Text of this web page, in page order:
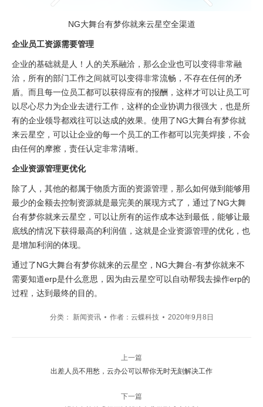
NG大舞台有梦你就来云星空全渠道
企业员工资源需要管理
企业的基础就是人！人的关系融洽，那么企业也可以变得非常融
洽，所有的部门工作之间就可以变得非常流畅，不存在任何的矛
盾。而且每一位员工都可以获得应有的报酬，这样才可以让员工可
以尽心尽力为企业去进行工作，这样的企业协调力很强大，也是所
有的企业领导都戏往可以达成的效果。使用了NG大舞台有梦你就
来云星空，可以让企业的每一个员工的工作都可以完美焊接，不会
由任何的摩擦，责任认定非常清晰。
企业资源管理更优化
除了人，其他的都属于物质方面的资源管理，那么如何做到能够用
最少的金额去控制资源就是最完美的展现方式了，通过了NG大舞
台有梦你就来云星空，可以让所有的运作成本达到最低，能够让最
底线的情况下获得最高的利润值，这就是企业资源管理的优化，也
是增加利润的体现。
通过了NG大舞台有梦你就来的云星空，NG大舞台-有梦你就来不
需要知道erp是什么意思，因为由云星空可以自动帮我去操作erp的
过程，达到最终的目的。
分类： 新闻资讯 作者： 云蝶科技 2020年9月8日
上一篇
上
篇
出差人员不用愁，云办公可以帮你无时无刻解决工作
下一篇